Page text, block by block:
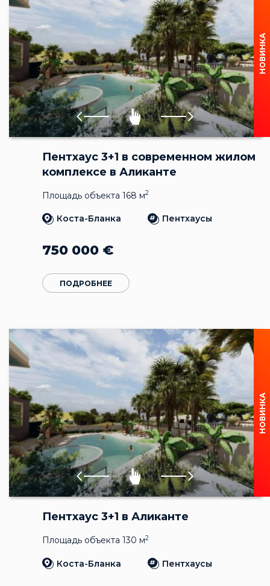
НОВИНКА
Пентхаус 3+1 в современном жилом
комплексе в Аликанте
Площадь объекта 168 м2
Коста-Бланка Пентхаусы
750 000 €
ПОДРОБНЕЕ
НОВИНКА
Пентхаус 3+1 в Аликанте
Площадь объекта 130 м2
Коста-Бланка Пентхаусы